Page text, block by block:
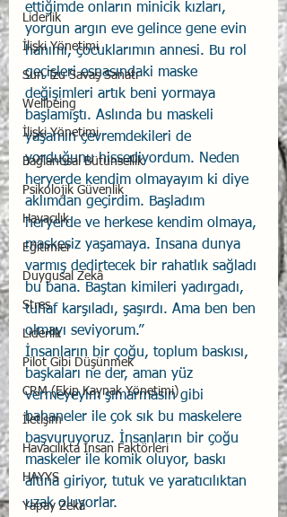
Liderlik
İlişki Yönetimi
Sun Tzu Savaş Sanatı
Wellbeing
İlişki Yönetimi
Bağlantısal Bütünsellik
Psikolojik Güvenlik
Havacılık
Eğitimler
Duygusal Zekâ
Stres
Liderlik
Pilot Gibi Düşünmek
CRM (Ekip Kaynak Yönetimi)
İletişim
Havacılıkta İnsan Faktörleri
HAYYS
Yapay Zekâ
ettiğimde onların minicik kızları,
yorgun argın eve gelince gene evin
hanımı, çocuklarımın annesi. Bu rol
geçişleri esnasındaki maske
değişimleri artık beni yormaya
başlamıştı. Aslında bu maskeli
yaşamın çevremdekileri de
yorduğunu hissediyordum. Neden
heryerde kendim olmayayım ki diye
aklımdan geçirdim. Başladım
heryerde ve herkese kendim olmaya,
maskesiz yaşamaya. Insana dunya
varmış dedirtecek bir rahatlık sağladı
bu bana. Baştan kimileri yadırgadı,
tuhaf karşıladı, şaşırdı. Ama ben ben
olmayı seviyorum.”
İnsanların bir çoğu, toplum baskısı,
başkaları ne der, aman yüz
vermeyeyim şımarmasın gibi
bahaneler ile çok sık bu maskelere
başvuruyoruz. İnsanların bir çoğu
maskeler ile komik oluyor, baskı
altına giriyor, tutuk ve yaratıcılıktan
uzak oluyorlar.